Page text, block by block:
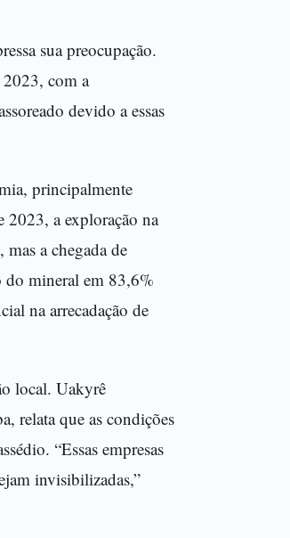
sua preocupação.
2023, com a
devido a essas
principalmente
2023, a exploração na
a chegada de
do mineral em 83,6%
na arrecadação de
local. Uakyrê
relata que as condições
“Essas empresas
invisibilizadas,”